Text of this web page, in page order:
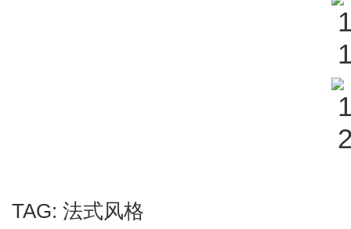
TAG: 法式风格